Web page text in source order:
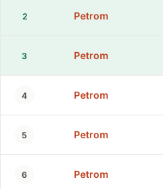
2 Petrom
3 Petrom
4 Petrom
5 Petrom
6 Petrom